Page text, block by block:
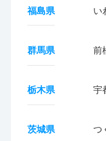
福島県 い
群馬県 前
栃木県 宇
茨城県 つ